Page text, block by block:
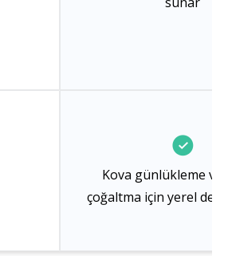
Kova günlükleme ve
çoğaltma için yerel